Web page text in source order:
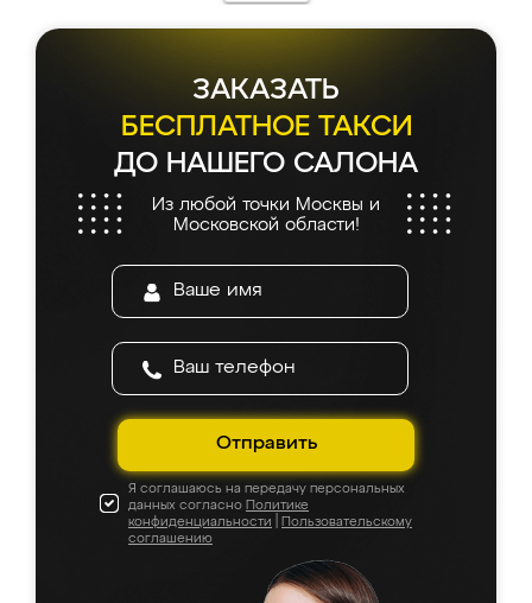
ЗАКАЗАТЬ
БЕСПЛАТНОЕ ТАКСИ
ДО НАШЕГО САЛОНА
Из любой точки Москвы и
Московской области!
Отправить
Я соглашаюсь на передачу персональных
данных согласно Политике
конфиденциальности
Пользовательскому
соглашению